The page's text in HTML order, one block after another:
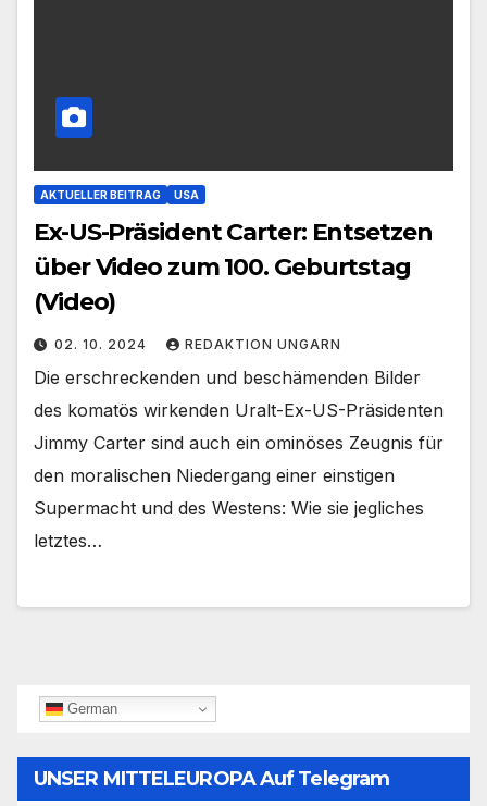
AKTUELLER BEITRAG USA
Ex-US-Präsident Carter: Entsetzen
über Video zum 100. Geburtstag
(Video)
02. 10. 2024 REDAKTION UNGARN
Die erschreckenden und beschämenden Bilder
des komatös wirkenden Uralt-Ex-US-Präsidenten
Jimmy Carter sind auch ein ominöses Zeugnis für
den moralischen Niedergang einer einstigen
Supermacht und des Westens: Wie sie jegliches
letztes…
German
UNSER MITTELEUROPA Auf Telegram